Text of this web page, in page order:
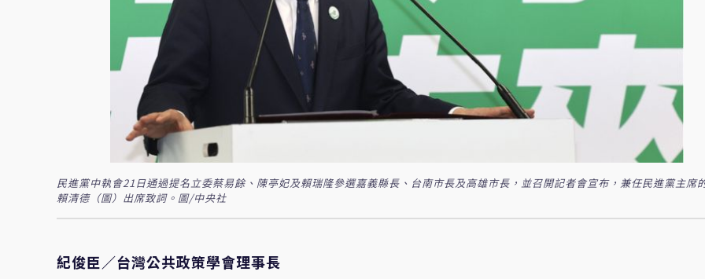
民進黨中執會21日通過提名立委蔡易餘、陳亭妃及賴瑞隆參選嘉義縣長、台南市長及高雄市長，並召開記者會宣布，兼任民進黨主席
賴清德（圖）出席致詞。圖/中央社
紀俊臣／台灣公共政策學會理事長